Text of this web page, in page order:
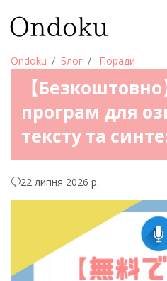
Ondoku Блог Поради
【
програм для
тексту та
22 липня 2026 р.